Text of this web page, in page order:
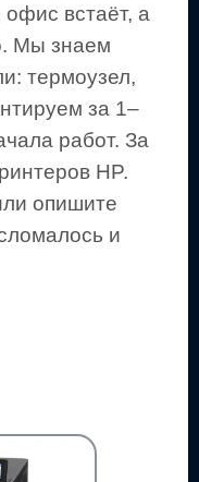
офис встаёт, а
Мы знаем
термоузел,
за 1–
работ. За
HP.
опишите
и